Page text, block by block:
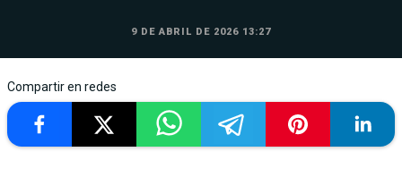
9 DE ABRIL DE 2026 13:27
Compartir en redes